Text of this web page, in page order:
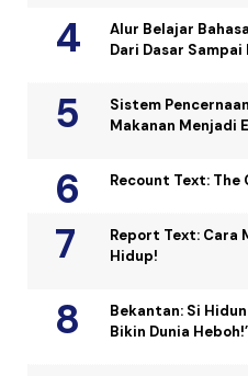
Alur Belajar
Dari Dasar Sampai
Sistem
Makanan Menjadi
Recount Text: The
Report Text: Cara
Hidup!
Bekantan: Si
Bikin Dunia